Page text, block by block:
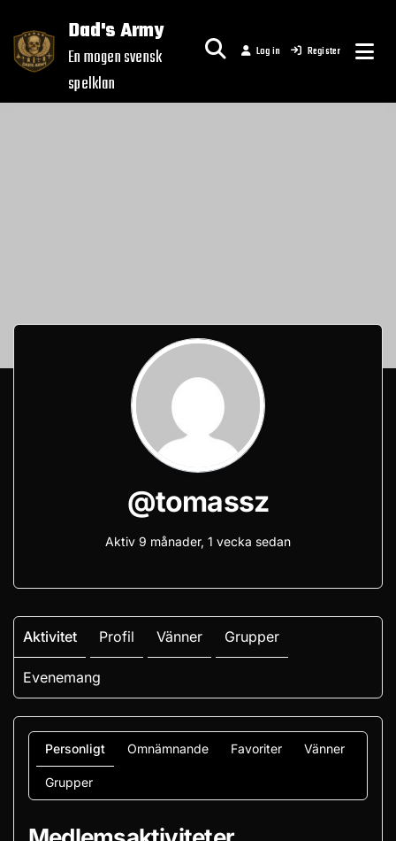
content
Dad's Army
En mogen svensk
spelklan
Log in Register
@tomassz
Aktiv 9 månader, 1 vecka sedan
Aktivitet Profil Vänner Grupper
Evenemang
Personligt Omnämnande Favoriter Vänner
Grupper